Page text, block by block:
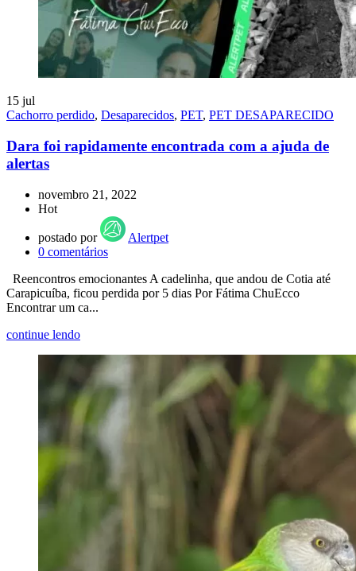
15 jul
Cachorro perdido, Desaparecidos, PET, PET DESAPARECIDO
Dara foi rapidamente encontrada com a ajuda de
alertas
novembro 21, 2022
Hot
postado por
Alertpet
0 comentários
Reencontros emocionantes A cadelinha, que andou de Cotia até
Carapicuíba, ficou perdida por 5 dias Por Fátima ChuEcco
Encontrar um ca...
continue lendo